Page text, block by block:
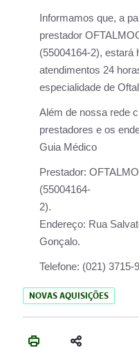
Informamos que, a
prestador
(55004164-2), estará
atendimentos 24
especialidade de
Além de nossa rede
prestadores e os
Guia Médico
Prestador:
(55004164-
Endereço: Rua
Gonçalo.
Telefone: (021) 3715-
NOVAS AQUISIÇÕES